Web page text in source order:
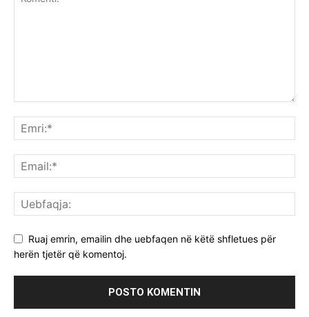
Ruaj emrin, emailin dhe uebfaqen në këtë shfletues për
herën tjetër që komentoj.